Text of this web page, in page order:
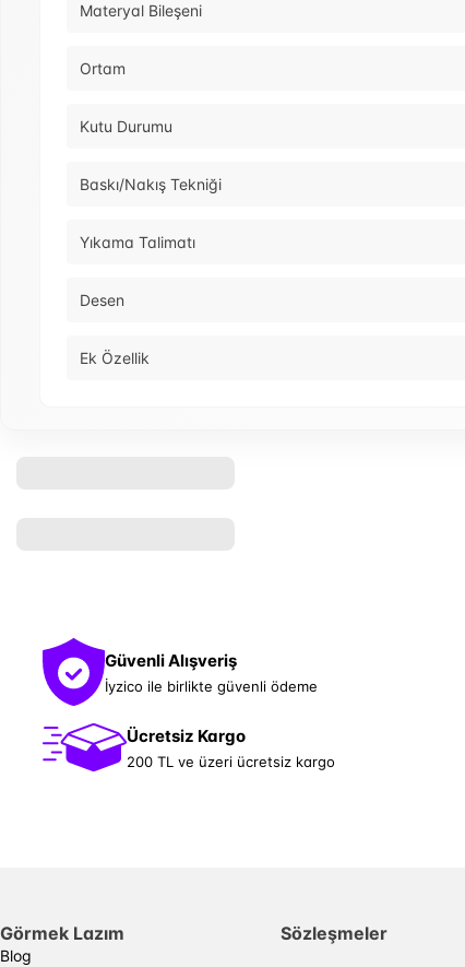
Materyal Bileşeni
Ortam
Kutu Durumu
Baskı/Nakış Tekniği
Yıkama Talimatı
Desen
Ek Özellik
Güvenli Alışveriş
İyzico ile birlikte güvenli ödeme
Ücretsiz Kargo
200 TL ve üzeri ücretsiz kargo
Görmek Lazım
Blog
Sözleşmeler